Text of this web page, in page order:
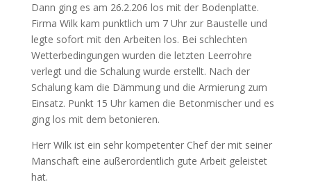
Dann ging es am 26.2.206 los mit der Bodenplatte.
Firma Wilk kam punktlich um 7 Uhr zur Baustelle und
legte sofort mit den Arbeiten los. Bei schlechten
Wetterbedingungen wurden die letzten Leerrohre
verlegt und die Schalung wurde erstellt. Nach der
Schalung kam die Dämmung und die Armierung zum
Einsatz. Punkt 15 Uhr kamen die Betonmischer und es
ging los mit dem betonieren.
Herr Wilk ist ein sehr kompetenter Chef der mit seiner
Manschaft eine außerordentlich gute Arbeit geleistet
hat.